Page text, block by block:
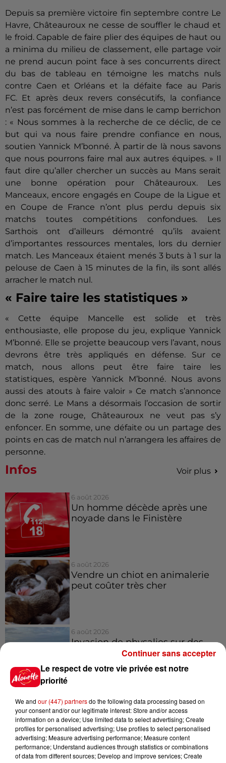
Depuis sa première victoire fin septembre contre Le
Havre, Châteauroux ne cesse de souffler le chaud et
le froid. Capable de faire plier des équipes de haut ou
a minima du milieu de classement, elle partage voir
ne prend aucun point face à ses concurrents direct
du bas de tableau en témoigne les matchs nuls
contre Caen et Orléans et la défaite face au Paris
FC. Et après deux revers consécutifs, la confiance
n’est pas forcément de mise dans le camp berrichon
: « Nous sommes à la recherche de ce déclic, de ce
but qui va nous faire prendre confiance en nous,
soutien Yannick M’bonné. À partir de là nous savons
que nous pourrons faire mal aux autres équipes. » Il
faut dire qu’aller chercher un succès au Mans serait
une bonne opération pour Châteauroux. Les
Manceaux, encore engagés en Coupe de la Ligue et
en Coupe de France n’ont plus perdu depuis six
matchs toutes compétitions confondues. Les
Sarthois ont d’ailleurs démontré qu’ils avaient
d’importantes ressources mentales, lors du dernier
match. Les Manceaux étaient menés3 buts à 1 sur la
pelouse de Caen à 15 minutes de la fin, ils sont allés
arracher le match nul.
« Faire taire les statistiques »
« Cette équipe Mancelle est solide et
très
enthousiaste, elle propose du jeu, explique Yannick
M’bonné. Elle se projette beaucoup vers l’avant, nous
devrons être très appliqués en défense.
Sur ce
match, nous allons
peut être
faire taire les
statistiques, espère Yannick M’bonné.
Nous avons
aussi des atouts à faire valoir » Ce match s’annonce
donc serré. Le Mans a désormais l’occasion de sortir
de la zone rouge, Châteauroux ne veut pas s’y
enfoncer. En somme, une défaite ou un partage des
points en cas de match nul n’arrangera les affaires de
personne.
Infos Voir plus
6 août 2026
Un homme décède après une
noyade dans le Finistère
6 août 2026
Vendre un chiot en animalerie
peut coûter très cher
6 août 2026
Invasion de physalies sur des
plages du Sud-Ouest
6 août 2026
À LA UNE : affaire Manon
Relandeau, musée cambriolé et
Amel Bent en...
Le respect de votre vie privée est notre
priorité
We and our (447) partnersdo the following data processing based on
your consent and/or our legitimate interest: Store and/or access
information on a device; Use limited data to select advertising; Create
profiles for personalised advertising; Use profiles to select personalised
advertising; Measure advertising performance; Measure content
performance; Understand audiences through statistics or combinations
of data from different sources; Develop and improve services; Create
Continuer sans accepter